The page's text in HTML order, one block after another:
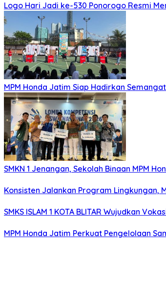
Logo Hari Jadi ke-530 Ponorogo Resmi
MPM Honda Jatim Siap Hadirkan
SMKN 1 Jenangan, Sekolah Binaan MPM
Konsisten Jalankan Program Lingkungan,
SMKS ISLAM 1 KOTA BLITAR Wujudkan
MPM Honda Jatim Perkuat Pengelolaan